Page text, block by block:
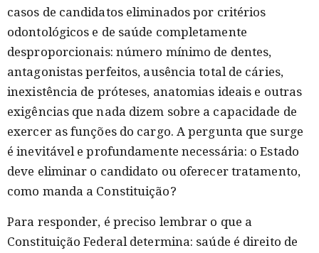
casos de candidatos eliminados por critérios
odontológicos e de saúde completamente
desproporcionais: número mínimo de dentes,
antagonistas perfeitos, ausência total de cáries,
inexistência de próteses, anatomias ideais e outras
exigências que nada dizem sobre a capacidade de
exercer as funções do cargo. A pergunta que surge
é inevitável e profundamente necessária: o Estado
deve eliminar o candidato ou oferecer tratamento,
como manda a Constituição?
Para responder, é preciso lembrar o que a
Constituição Federal determina: saúde é direito de